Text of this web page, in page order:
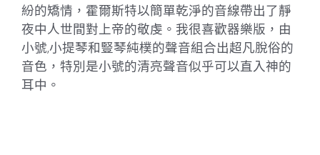
紛的矯情，霍爾斯特以簡單乾淨的音線帶出了靜
夜中人世間對上帝的敬虔。我很喜歡器樂版，由
小號,小提琴和豎琴純樸的聲音組合出超凡脫俗的
音色，特別是小號的清亮聲音似乎可以直入神的
耳中。